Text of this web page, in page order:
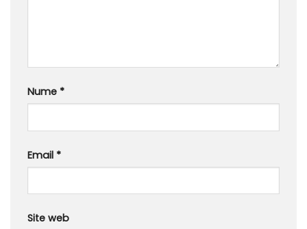
Nume *
Email *
Site web